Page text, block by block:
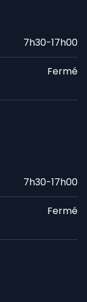
7h30-17h00
Fermé
7h30-17h00
Fermé